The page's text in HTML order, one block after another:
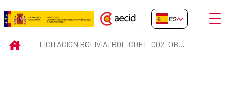
Saltar al contenido principal
Licitacion Bolivia. BOL-CDEL-
ES-ES Abrir
INICIO LICITACION BOLIVIA. BOL-CDEL-002_OBRAS